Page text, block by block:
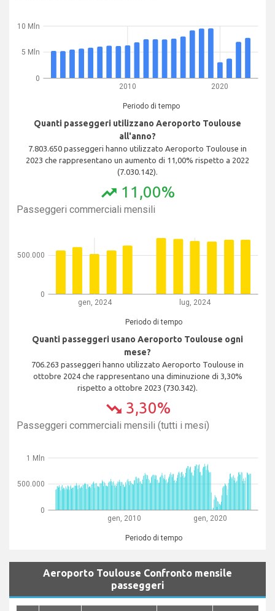
2010 2020
Periodo di tempo
0
5 Mln
10 Mln
Quanti passeggeri utilizzano Aeroporto Toulouse
all'anno?
7.803.650 passeggeri hanno utilizzato Aeroporto Toulouse in
2023 che rappresentano un aumento di 11,00% rispetto a 2022
(7.030.142).
trending_up 11,00%
Passeggeri commerciali mensili
gen, 2024 lug, 2024
Periodo di tempo
0
500.000
Quanti passeggeri usano Aeroporto Toulouse ogni
mese?
706.263 passeggeri hanno utilizzato Aeroporto Toulouse in
ottobre 2024 che rappresentano una diminuzione di 3,30%
rispetto a ottobre 2023 (730.342).
trending_down 3,30%
Passeggeri commerciali mensili (tutti i mesi)
gen, 2010 gen, 2020
Periodo di tempo
0
500.000
1 Mln
Aeroporto Toulouse Confronto mensile
passeggeri